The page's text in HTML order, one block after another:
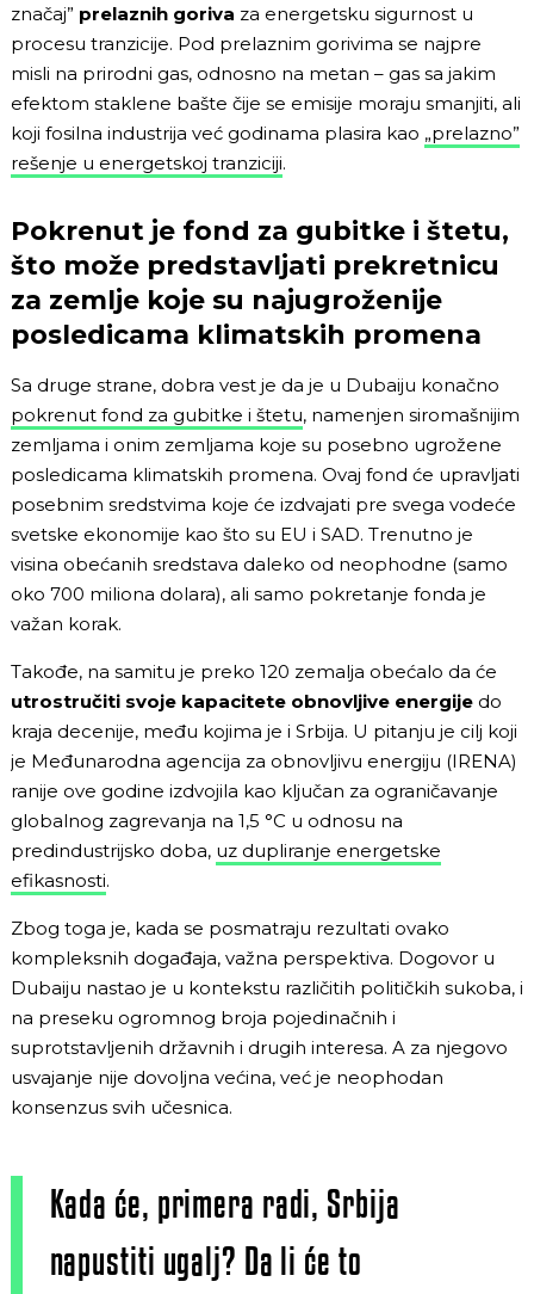
značaj” prelaznih goriva za energetsku sigurnost u
procesu tranzicije. Pod prelaznim gorivima se najpre
misli na prirodni gas, odnosno na metan – gas sa jakim
efektom staklene bašte čije se emisije moraju smanjiti, ali
koji fosilna industrija već godinama plasira kao „prelazno”
rešenje u energetskoj tranziciji.
Pokrenut je fond za gubitke i štetu,
što može predstavljati prekretnicu
za zemlje koje su najugroženije
posledicama klimatskih promena
Sa druge strane, dobra vest je da je u Dubaiju konačno
pokrenut fond za gubitke i štetu, namenjen siromašnijim
zemljama i onim zemljama koje su posebno ugrožene
posledicama klimatskih promena. Ovaj fond će upravljati
posebnim sredstvima koje će izdvajati pre svega vodeće
svetske ekonomije kao što su EU i SAD. Trenutno je
visina obećanih sredstava daleko od neophodne (samo
oko 700 miliona dolara), ali samo pokretanje fonda je
važan korak.
Takođe, na samitu je preko 120 zemalja obećalo da će
utrostručiti svoje kapacitete obnovljive energije do
kraja decenije, među kojima je i Srbija. U pitanju je cilj koji
je Međunarodna agencija za obnovljivu energiju (IRENA)
ranije ove godine izdvojila kao ključan za ograničavanje
globalnog zagrevanja na 1,5 °C u odnosu na
predindustrijsko doba, uz dupliranje energetske
efikasnosti.
Zbog toga je, kada se posmatraju rezultati ovako
kompleksnih događaja, važna perspektiva. Dogovor u
Dubaiju nastao je u kontekstu različitih političkih sukoba, i
na preseku ogromnog broja pojedinačnih i
suprotstavljenih državnih i drugih interesa. A za njegovo
usvajanje nije dovoljna većina, već je neophodan
konsenzus svih učesnica.
Kada će, primera radi, Srbija
napustiti ugalj? Da li će to